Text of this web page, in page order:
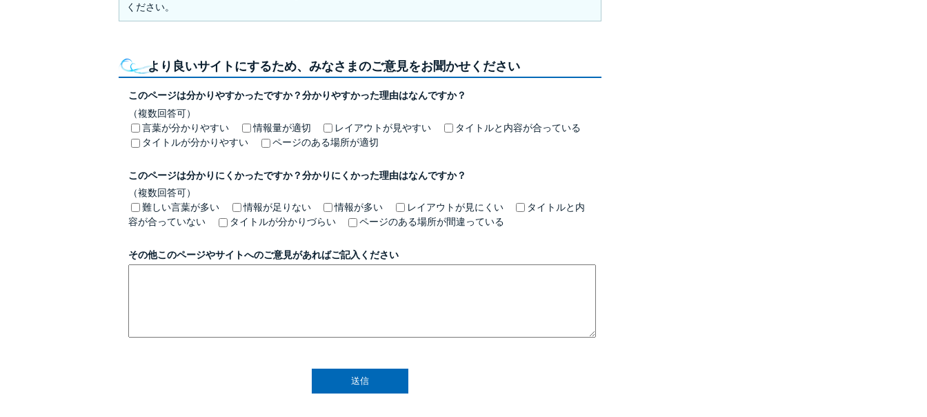
ください。
より良いサイトにするため、みなさまのご意見をお聞かせください
このページは分かりやすかったですか？分かりやすかった理由はなんですか？
（複数回答可）
言葉が分かりやすい
情報量が適切 レイアウトが見やすい
タイトルと内容が合っている
タイトルが分かりやすい
ページのある場所が適切
このページは分かりにくかったですか？分かりにくかった理由はなんですか？
（複数回答可）
難しい言葉が多い
情報が足りない 情報が多い レイアウトが見にくい
タイトルと内
容が合っていない
タイトルが分かりづらい ページのある場所が間違っている
その他このページやサイトへのご意見があればご記入ください